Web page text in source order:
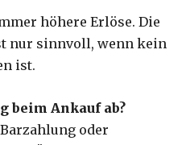
höhere Erlöse. Die
nur sinnvoll, wenn kein
ist.
beim Ankauf ab?
oder